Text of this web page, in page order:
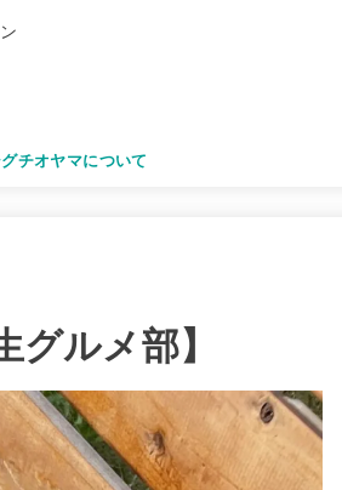
チオヤマについて
ルメ部】